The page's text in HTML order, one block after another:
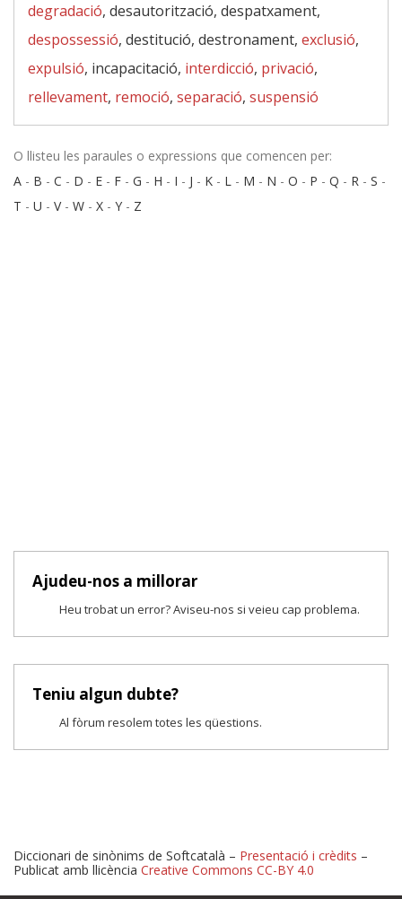
degradació, desautorització, despatxament,
despossessió, destitució, destronament, exclusió,
expulsió, incapacitació, interdicció, privació,
rellevament, remoció, separació, suspensió
O llisteu les paraules o expressions que comencen per:
A - B - C - D - E - F - G - H - I - J - K - L - M - N - O - P - Q - R - S -
T - U - V- W - X - Y - Z
Ajudeu-nos a millorar
Heu trobat un error? Aviseu-nos si veieu cap problema.
Teniu algun dubte?
Al fòrum resolem totes les qüestions.
Diccionari de sinònims de Softcatalà – Presentació i crèdits –
Publicat amb llicència Creative Commons CC-BY 4.0